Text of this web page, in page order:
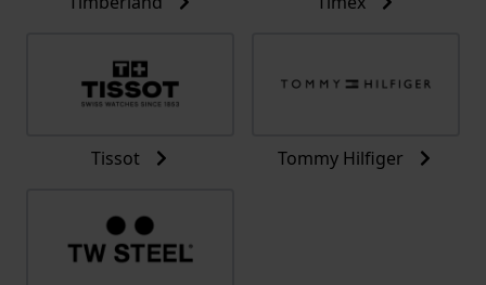
Tissot Tommy Hilfiger